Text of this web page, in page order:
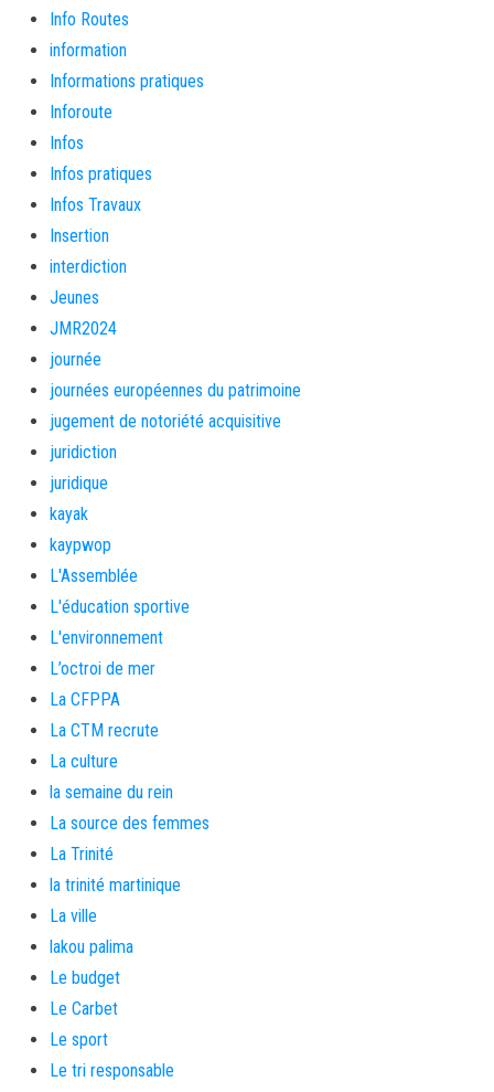
Info Routes
information
Informations pratiques
Inforoute
Infos
Infos pratiques
Infos Travaux
Insertion
interdiction
Jeunes
JMR2024
journée
journées européennes du patrimoine
jugement de notoriété acquisitive
juridiction
juridique
kayak
kaypwop
L'Assemblée
L'éducation sportive
L'environnement
L’octroi de mer
La CFPPA
La CTM recrute
La culture
la semaine du rein
La source des femmes
La Trinité
la trinité martinique
La ville
lakou palima
Le budget
Le Carbet
Le sport
Le tri responsable